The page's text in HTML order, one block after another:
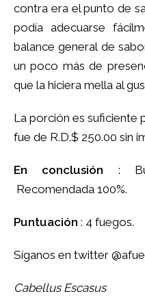
contra era el punto de
podía adecuarse
balance general de
un poco más de
que la hiciera mella al
La porción es suficiente
fue de R.D.$ 250.00 sin
En conclusión :
Recomendada 100%.
Puntuación : 4 fuegos.
Síganos en twitter
Cabellus Escasus